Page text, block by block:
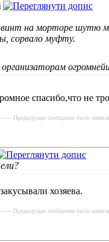
на морторе шутю
сорвало муфту.
спасибо,что не
Предыдущее сообщение было
хозяева.
Предыдущее сообщение было